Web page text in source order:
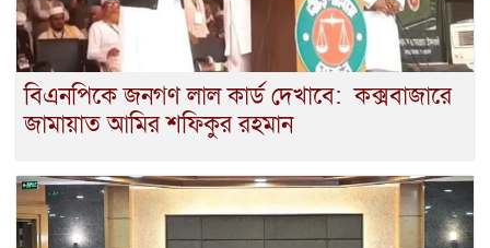
বিএনপিকে জনগণ লাল কার্ড দেখাবে: কক্সবাজারে
জামায়াত আমির শফিকুর রহমান